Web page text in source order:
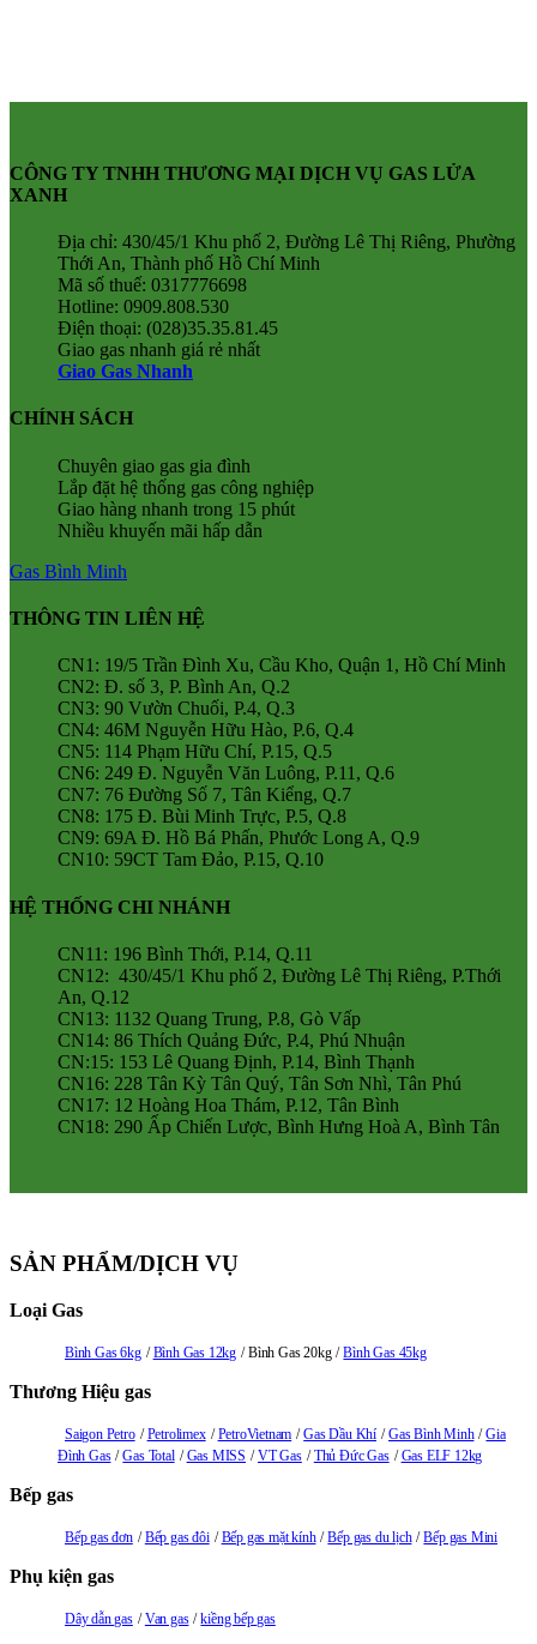
CÔNG TY TNHH THƯƠNG MẠI DỊCH VỤ GAS LỬA
XANH
Địa chỉ: 430/45/1 Khu phố 2, Đường Lê Thị Riêng, Phường
Thới An, Thành phố Hồ Chí Minh
Mã số thuế: 0317776698
Hotline: 0909.808.530
Điện thoại: (028)35.35.81.45
Giao gas nhanh giá rẻ nhất
Giao Gas Nhanh
CHÍNH SÁCH
Chuyên giao gas gia đình
Lắp đặt hệ thống gas công nghiệp
Giao hàng nhanh trong 15 phút
Nhiều khuyến mãi hấp dẫn
Gas Bình Minh
THÔNG TIN LIÊN HỆ
CN1: 19/5 Trần Đình Xu, Cầu Kho, Quận 1, Hồ Chí Minh
CN2: Đ. số 3, P. Bình An, Q.2
CN3: 90 Vườn Chuối, P.4, Q.3
CN4: 46M Nguyễn Hữu Hào, P.6, Q.4
CN5: 114 Phạm Hữu Chí, P.15, Q.5
CN6: 249 Đ. Nguyễn Văn Luông, P.11, Q.6
CN7: 76 Đường Số 7, Tân Kiểng, Q.7
CN8: 175 Đ. Bùi Minh Trực, P.5, Q.8
CN9: 69A Đ. Hồ Bá Phấn, Phước Long A, Q.9
CN10: 59CT Tam Đảo, P.15, Q.10
HỆ THỐNG CHI NHÁNH
CN11: 196 Bình Thới, P.14, Q.11
CN12: 430/45/1 Khu phố 2, Đường Lê Thị Riêng, P.Thới
An, Q.12
CN13: 1132 Quang Trung, P.8, Gò Vấp
CN14: 86 Thích Quảng Đức, P.4, Phú Nhuận
CN:15: 153 Lê Quang Định, P.14, Bình Thạnh
CN16: 228 Tân Kỳ Tân Quý, Tân Sơn Nhì, Tân Phú
CN17: 12 Hoàng Hoa Thám, P.12, Tân Bình
CN18: 290 Ấp Chiến Lược, Bình Hưng Hoà A, Bình Tân
SẢN PHẨM/DỊCH VỤ
Loại Gas
Bình Gas 6kg Bình Gas 12kg Bình Gas 20kg Bình Gas 45kg
Thương Hiệu gas
Saigon Petro Petrolimex PetroVietnam Gas Dầu Khí Gas Bình Minh
Gia
Đình Gas
Gas Total Gas MISS VT Gas Thủ Đức Gas Gas ELF 12kg
Bếp gas
Bếp gas đơn Bếp gas đôi Bếp gas mặt kính Bếp gas du lịch Bếp gas Mini
Phụ kiện gas
Dây dẫn gas Van gas kiềng bếp gas